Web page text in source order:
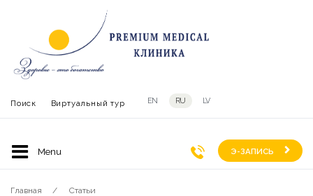
Поиск Виртуальный тур EN RU LV
Э-ЗАПИСЬ
Главная Статьи